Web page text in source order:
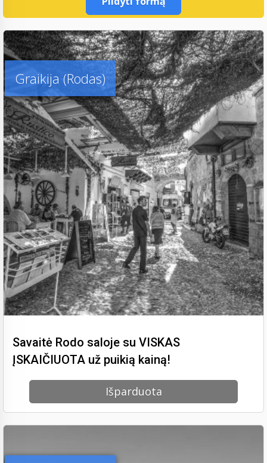
Graikija (Rodas)
Savaitė Rodo saloje su VISKAS
ĮSKAIČIUOTA už puikią kainą!
Išparduota